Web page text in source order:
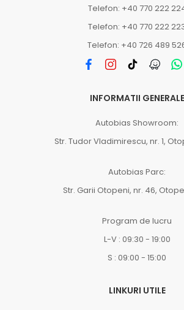
Telefon: +40 770 222
Telefon: +40 770 222
Telefon: +40 726 489
INFORMATII GENERALE
Autobias Showroom:
Str. Tudor Vladimirescu, nr. 1,
Autobias Parc:
Str. Garii Otopeni, nr. 46,
Program de lucru
L-V : 09:30 - 19:00
S : 09:00 - 15:00
LINKURI UTILE